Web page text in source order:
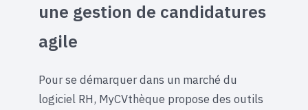
une gestion de candidatures
agile
Pour se démarquer dans un marché du
logiciel RH, MyCVthèque propose des outils